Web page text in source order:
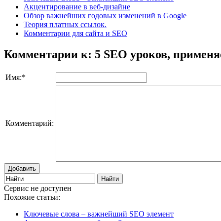
Акцентирование в веб-дизайне
Обзор важнейших годовых изменений в Google
Теория платных ссылок.
Комментарии для сайта и SEO
Комментарии к: 5 SEO уроков,
Имя:*
Комментарий:
Добавить
Сервис не доступен
Похожие статьи:
Ключевые слова – важнейший SEO элемент